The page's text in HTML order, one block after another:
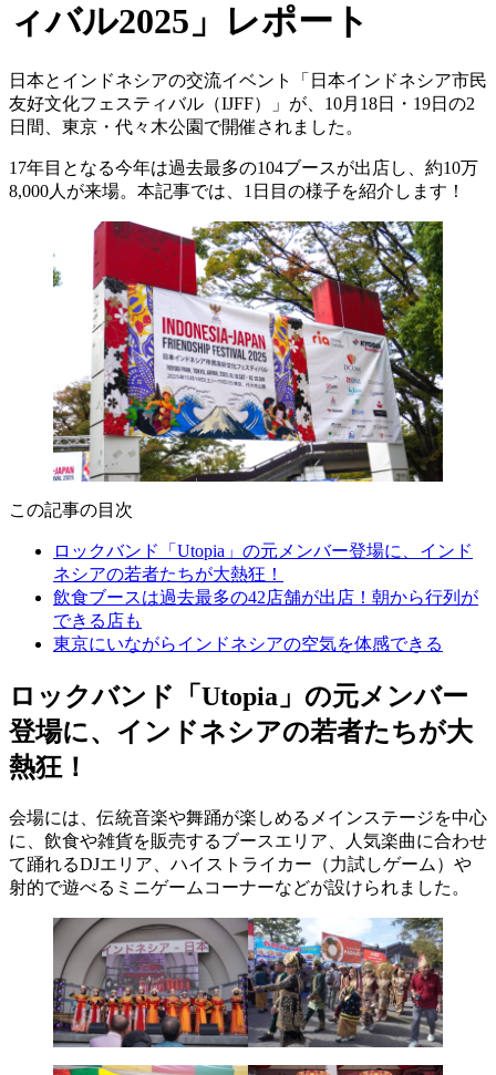
ィバル2025」レポート
日本とインドネシアの交流イベント「日本インドネシア市民
友好文化フェスティバル（IJFF）」が、10月18日・19日の2
日間、東京・代々木公園で開催されました。
17年目となる今年は過去最多の104ブースが出店し、約10万
8,000人が来場。本記事では、1日目の様子を紹介します！
この記事の目次
ロックバンド「Utopia」の元メンバー登場に、インド
ネシアの若者たちが大熱狂！
飲食ブースは過去最多の42店舗が出店！朝から行列が
できる店も
東京にいながらインドネシアの空気を体感できる
ロックバンド「Utopia」の元メンバー
登場に、インドネシアの若者たちが大
熱狂！
会場には、伝統音楽や舞踊が楽しめるメインステージを中心
に、飲食や雑貨を販売するブースエリア、人気楽曲に合わせ
て踊れるDJエリア、ハイストライカー（力試しゲーム）や
射的で遊べるミニゲームコーナーなどが設けられました。